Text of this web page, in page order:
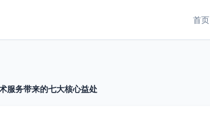
首页
服务带来的七大核心益处